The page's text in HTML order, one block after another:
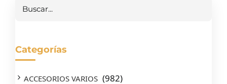
Categorías
ACCESORIOS VARIOS (982)